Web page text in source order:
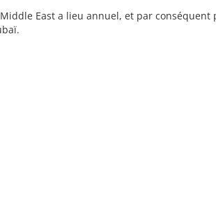
East a lieu annuel, et par conséquent